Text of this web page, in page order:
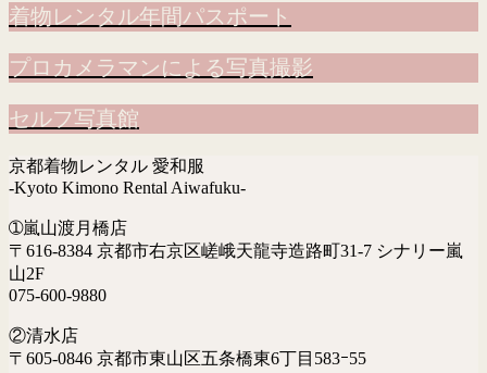
着物レンタル年間パスポート
プロカメラマンによる写真撮影
セルフ写真館
京都着物レンタル 愛和服
-Kyoto Kimono Rental Aiwafuku-
➀嵐山渡月橋店
〒616-8384 京都市右京区嵯峨天龍寺造路町31-7 シナリー嵐
山2F
075-600-9880
②清水店
〒605-0846 京都市東山区五条橋東6丁目583ｰ55